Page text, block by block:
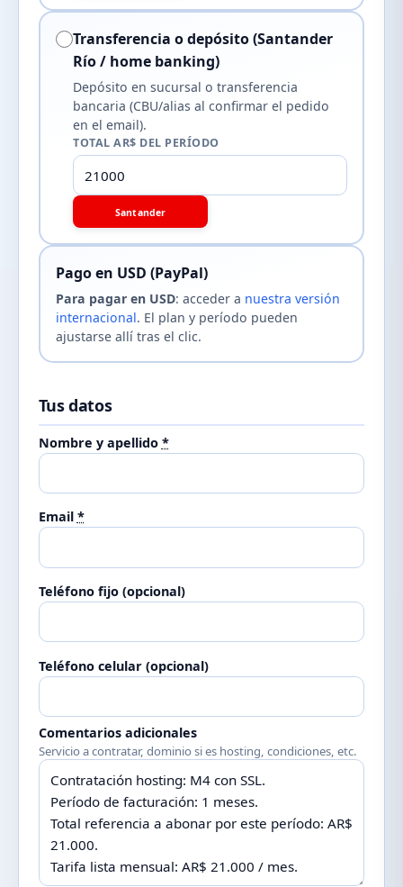
Transferencia o depósito (Santander
Río / home banking)
Depósito en sucursal o transferencia
bancaria (CBU/alias al confirmar el pedido
en el email).
TOTAL AR$ DEL PERÍODO
Santander
Pago en USD (PayPal)
Para pagar en USD: acceder a nuestra versión
internacional. El plan y período pueden
ajustarse allí tras el clic.
Tus datos
Nombre y apellido *
Email *
Teléfono fijo (opcional)
Teléfono celular (opcional)
Comentarios adicionales
Servicio a contratar, dominio si es hosting, condiciones, etc.